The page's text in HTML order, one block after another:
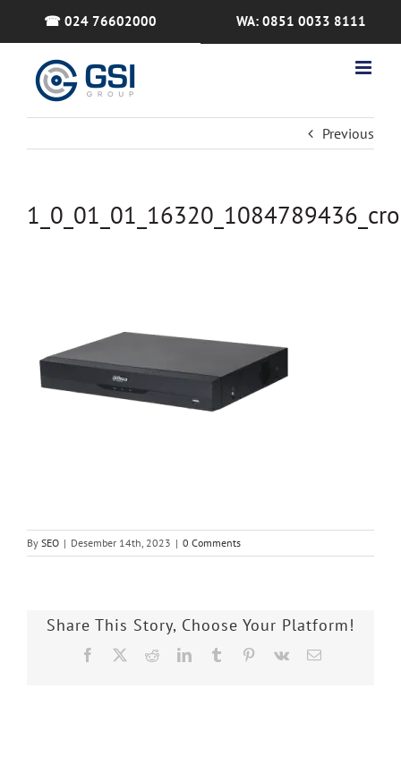
☎ 024 76602000 WA: 0851 0033 8111
Previous
By SEO | Desember 14th, 2023 | 0 Comments
Share This Story, Choose Your Platform!
Facebook RedditLinkedInTumblr Pinterest
Vk Email